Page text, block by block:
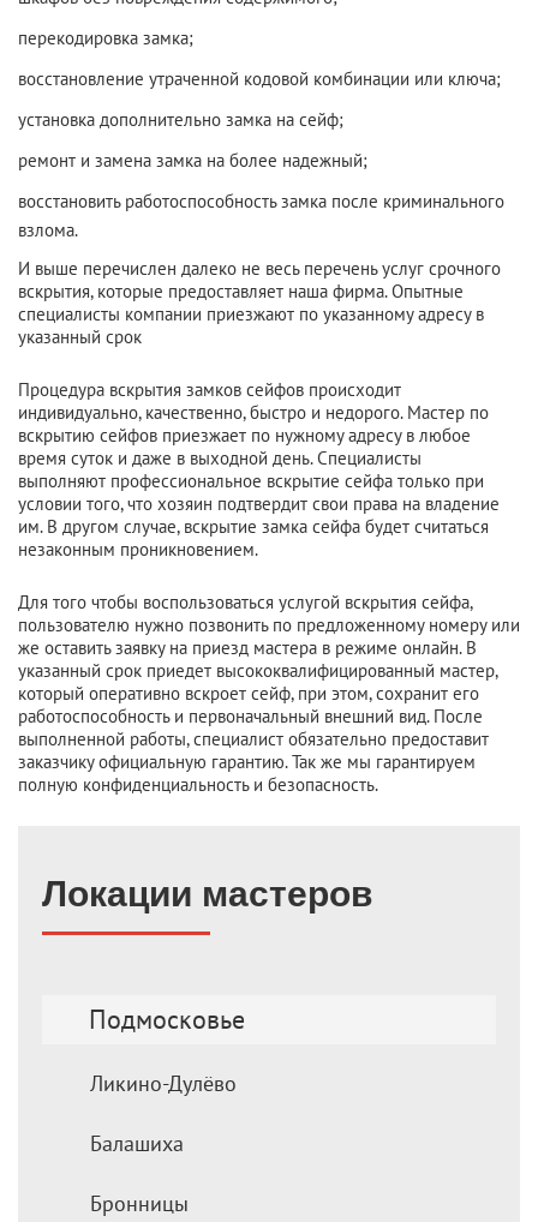
перекодировка замка;
восстановление утраченной кодовой комбинации или ключа;
установка дополнительно замка на сейф;
ремонт и замена замка на более надежный;
восстановить работоспособность замка после криминального
взлома.
И выше перечислен далеко не весь перечень услуг срочного
вскрытия, которые предоставляет наша фирма. Опытные
специалисты компании приезжают по указанному адресу в
указанный срок
Процедура вскрытия замков сейфов происходит
индивидуально, качественно, быстро и недорого. Мастер по
вскрытию сейфов приезжает по нужному адресу в любое
время суток и даже в выходной день. Специалисты
выполняют профессиональное вскрытие сейфа только при
условии того, что хозяин подтвердит свои права на владение
им. В другом случае, вскрытие замка сейфа будет считаться
незаконным проникновением.
Для того чтобы воспользоваться услугой вскрытия сейфа,
пользователю нужно позвонить по предложенному номеру или
же оставить заявку на приезд мастера в режиме онлайн. В
указанный срок приедет высококвалифицированный мастер,
который оперативно вскроет сейф, при этом, сохранит его
работоспособность и первоначальный внешний вид. После
выполненной работы, специалист обязательно предоставит
заказчику официальную гарантию. Так же мы гарантируем
полную конфиденциальность и безопасность.
Локации мастеров
Подмосковье
Ликино-Дулёво
Балашиха
Бронницы